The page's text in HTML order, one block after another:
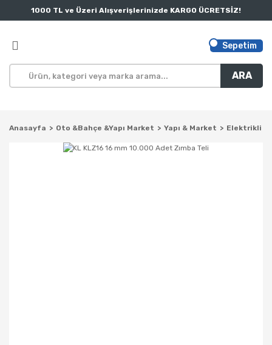
1000 TL ve Üzeri Alışverişlerinizde KARGO ÜCRETSİZ!
ARA
Sepetim
Anasayfa Oto &Bahçe &Yapı Market Yapı & Market Elektrikli